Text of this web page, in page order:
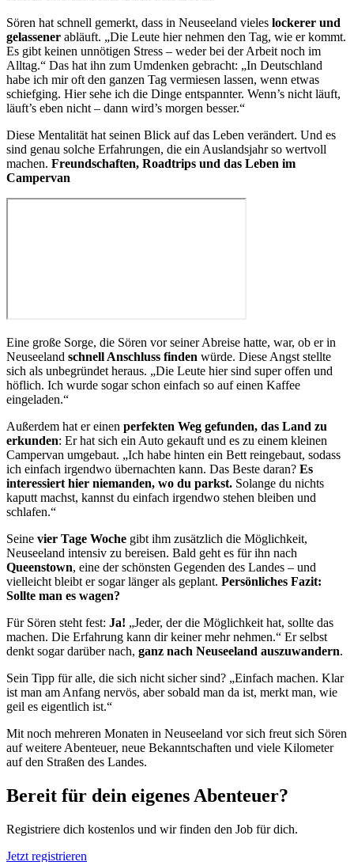
Sören hat schnell gemerkt, dass in Neuseeland vieles lockerer und
gelassener abläuft. „Die Leute hier nehmen den Tag, wie er kommt.
Es gibt keinen unnötigen Stress – weder bei der Arbeit noch im
Alltag.“ Das hat ihn zum Umdenken gebracht: „In Deutschland
habe ich mir oft den ganzen Tag vermiesen lassen, wenn etwas
schiefging. Hier sehe ich die Dinge entspannter. Wenn’s nicht läuft,
läuft’s eben nicht – dann wird’s morgen besser.“
Diese Mentalität hat seinen Blick auf das Leben verändert. Und es
sind genau solche Erfahrungen, die ein Auslandsjahr so wertvoll
machen. Freundschaften, Roadtrips und das Leben im
Campervan
Eine große Sorge, die Sören vor seiner Abreise hatte, war, ob er in
Neuseeland schnell Anschluss finden würde. Diese Angst stellte
sich als unbegründet heraus. „Die Leute hier sind super offen und
höflich. Ich wurde sogar schon einfach so auf einen Kaffee
eingeladen.“
Außerdem hat er einen perfekten Weg gefunden, das Land zu
erkunden: Er hat sich ein Auto gekauft und es zu einem kleinen
Campervan umgebaut. „Ich habe hinten ein Bett reingebaut, sodass
ich einfach irgendwo übernachten kann. Das Beste daran? Es
interessiert hier niemanden, wo du parkst. Solange du nichts
kaputt machst, kannst du einfach irgendwo stehen bleiben und
schlafen.“
Seine vier Tage Woche gibt ihm zusätzlich die Möglichkeit,
Neuseeland intensiv zu bereisen. Bald geht es für ihn nach
Queenstown, eine der schönsten Gegenden des Landes – und
vielleicht bleibt er sogar länger als geplant. Persönliches Fazit:
Sollte man es wagen?
Für Sören steht fest: Ja! „Jeder, der die Möglichkeit hat, sollte das
machen. Die Erfahrung kann dir keiner mehr nehmen.“ Er selbst
denkt sogar darüber nach, ganz nach Neuseeland auszuwandern.
Sein Tipp für alle, die sich nicht sicher sind? „Einfach machen. Klar
ist man am Anfang nervös, aber sobald man da ist, merkt man, wie
geil es eigentlich ist.“
Mit noch mehreren Monaten in Neuseeland vor sich freut sich Sören
auf weitere Abenteuer, neue Bekanntschaften und viele Kilometer
auf den Straßen des Landes.
Bereit für dein eigenes Abenteuer?
Registriere dich kostenlos und wir finden den Job für dich.
Jetzt registrieren